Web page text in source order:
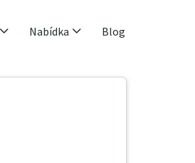
Nabídka Blog